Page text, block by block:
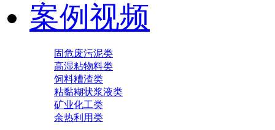
案例视频
固危废污泥类
高湿粘物料类
饲料糟渣类
粘黏糊状浆液类
矿业化工类
余热利用类